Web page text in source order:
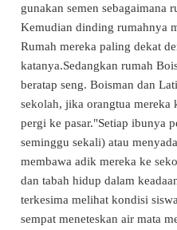
gunakan semen sebagaimana
Kemudian dinding rumahnya
Rumah mereka paling dekat
katanya.Sedangkan rumah
beratap seng. Boisman dan
sekolah, jika orangtua mereka
pergi ke pasar."Setiap ibunya
seminggu sekali) atau
membawa adik mereka ke
dan tabah hidup dalam
terkesima melihat kondisi
sempat meneteskan air mata